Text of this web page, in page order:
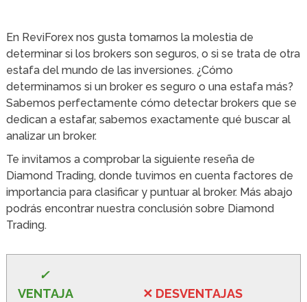
En ReviForex nos gusta tomarnos la molestia de
determinar si los brokers son seguros, o si se trata de otra
estafa del mundo de las inversiones. ¿Cómo
determinamos si un broker es seguro o una estafa más?
Sabemos perfectamente cómo detectar brokers que se
dedican a estafar, sabemos exactamente qué buscar al
analizar un broker.
Te invitamos a comprobar la siguiente reseña de
Diamond Trading, donde tuvimos en cuenta factores de
importancia para clasificar y puntuar al broker. Más abajo
podrás encontrar nuestra conclusión sobre Diamond
Trading.
✓
VENTAJA
✕ DESVENTAJAS